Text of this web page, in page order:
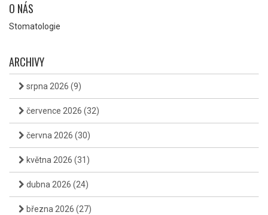
O NÁS
Stomatologie
ARCHIVY
srpna 2026 (9)
července 2026 (32)
června 2026 (30)
května 2026 (31)
dubna 2026 (24)
března 2026 (27)